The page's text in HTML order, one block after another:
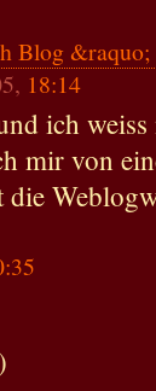
Blog
18:14
ich
mir von
die